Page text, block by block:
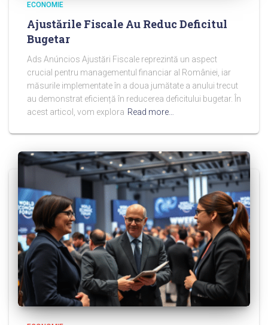
ECONOMIE
Ajustările Fiscale Au Reduc Deficitul
Bugetar
Ads Anúncios Ajustări Fiscale reprezintă un aspect
crucial pentru managementul financiar al României, iar
măsurile implementate în a doua jumătate a anului trecut
au demonstrat eficiență în reducerea deficitului bugetar. În
acest articol, vom explora Read more…